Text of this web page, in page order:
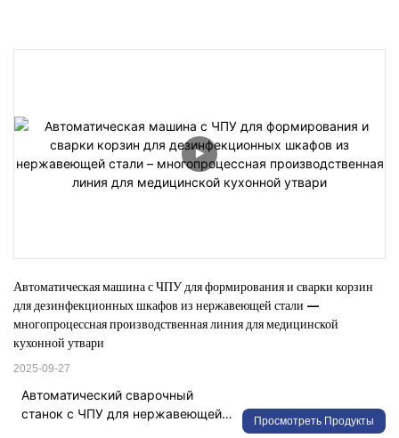
Автоматическая машина с ЧПУ для формирования и сварки корзин
для дезинфекционных шкафов из нержавеющей стали –
многопроцессная производственная линия для медицинской
кухонной утвари
2025-09-27
Автоматический сварочный
станок с ЧПУ для нержавеющей
Просмотреть Продукты